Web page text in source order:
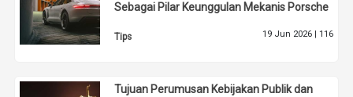
Sebagai Pilar Keunggulan Mekanis Porsche
Tips 19 Jun 2026 | 116
Tujuan Perumusan Kebijakan Publik dan